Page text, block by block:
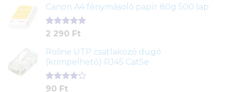
ből,
értékelés
alapján
Canon A4 fénymásoló papír 80g 500 lap
Értékelés
ből,
2
értékelés
alapján
2 290 Ft
Roline UTP csatlakozó dugó
(krimpelhető) RJ45 Cat5e
Értékelés
2
90 Ft